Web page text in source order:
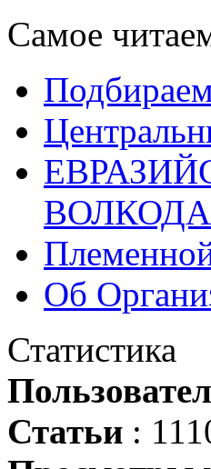
Самое
Об
Статистика
Статьи :